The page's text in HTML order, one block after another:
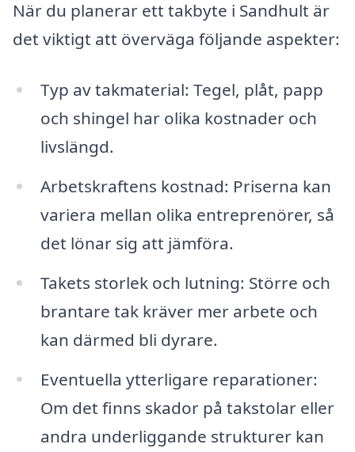
När du planerar ett takbyte i Sandhult är
det viktigt att överväga följande aspekter:
Typ av takmaterial: Tegel, plåt, papp
och shingel har olika kostnader och
livslängd.
Arbetskraftens kostnad: Priserna kan
variera mellan olika entreprenörer, så
det lönar sig att jämföra.
Takets storlek och lutning: Större och
brantare tak kräver mer arbete och
kan därmed bli dyrare.
Eventuella ytterligare reparationer:
Om det finns skador på takstolar eller
andra underliggande strukturer kan